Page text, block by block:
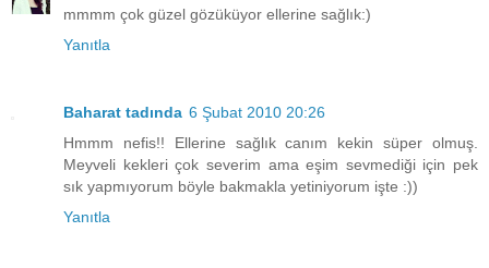
mmmm çok güzel gözüküyor ellerine sağlık:)
Yanıtla
Baharat tadında 6 Şubat 2010 20:26
Hmmm nefis!! Ellerine sağlık canım kekin süper olmuş.
Meyveli kekleri çok severim ama eşim sevmediği için pek
sık yapmıyorum böyle bakmakla yetiniyorum işte :))
Yanıtla